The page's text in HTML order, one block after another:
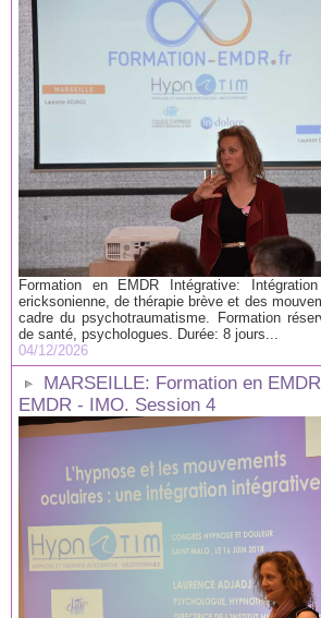
Formation en EMDR Intégrative:
ericksonienne, de thérapie brève et des
cadre du psychotraumatisme. Formation
de santé, psychologues. Durée: 8 jours...
04/12/2026
MARSEILLE: Formation en
EMDR - IMO. Session 4